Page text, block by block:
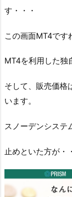
す・・・
この画面MT4です
MT4を利用した独
そして、販売価格
います。
スノーデンシステ
止めといた方が・